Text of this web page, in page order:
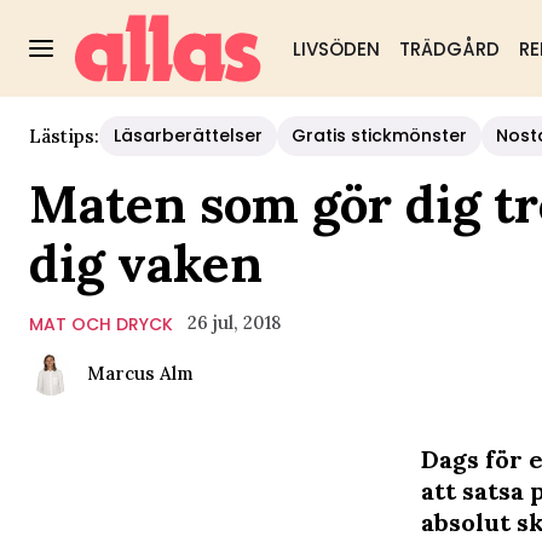
LIVSÖDEN TRÄDGÅRD
Lästips: Läsarberättelser Gratis stickmönster
Maten som gör dig
dig vaken
MAT OCH DRYCK 26 jul, 2018
Marcus Alm
Dags för
att satsa
absolut